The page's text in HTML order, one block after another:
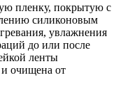
пленку, покрытую с
силиконовым
увлажнения
до или после
ленты
очищена от